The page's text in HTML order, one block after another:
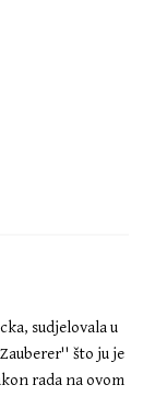
sudjelovala u
što ju je
rada na ovom